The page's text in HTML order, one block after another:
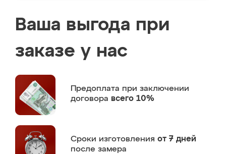
Ваша выгода при
заказе у нас
Предоплата при заключении
договора всего 10%
Сроки изготовления от 7 дней
после замера